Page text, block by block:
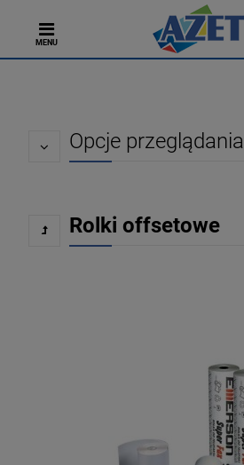
MENU
Opcje przeglądania
Rolki offsetowe